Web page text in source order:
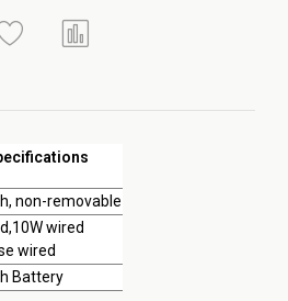
non-removable
wired
wired
Battery